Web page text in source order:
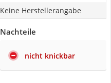
Keine Herstellerangabe
Nachteile
nicht knickbar